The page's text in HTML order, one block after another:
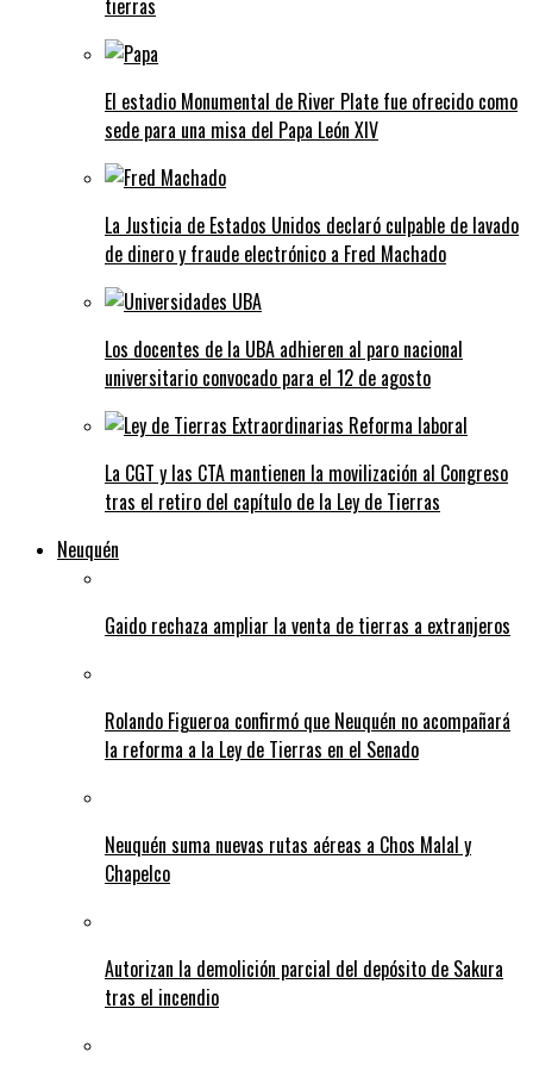
tierras
El estadio Monumental de River Plate fue ofrecido como
sede para una misa del Papa León XIV
La Justicia de Estados Unidos declaró culpable de lavado
de dinero y fraude electrónico a Fred Machado
Los docentes de la UBA adhieren al paro nacional
universitario convocado para el 12 de agosto
La CGT y las CTA mantienen la movilización al Congreso
tras el retiro del capítulo de la Ley de Tierras
Neuquén
Gaido rechaza ampliar la venta de tierras a extranjeros
Rolando Figueroa confirmó que Neuquén no acompañará
la reforma a la Ley de Tierras en el Senado
Neuquén suma nuevas rutas aéreas a Chos Malal y
Chapelco
Autorizan la demolición parcial del depósito de Sakura
tras el incendio